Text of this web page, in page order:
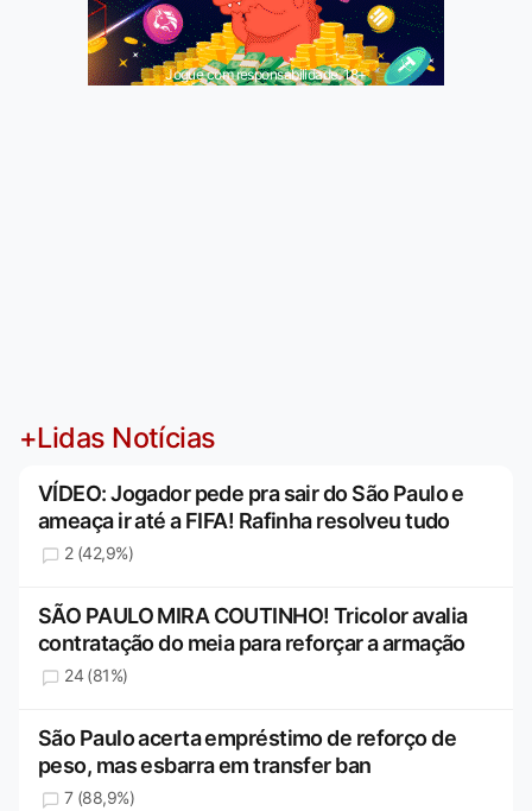
Jogue com responsabilidade. 18+
+Lidas Notícias
VÍDEO: Jogador pede pra sair do São Paulo e
ameaça ir até a FIFA! Rafinha resolveu tudo
2 (42,9%)
SÃO PAULO MIRA COUTINHO! Tricolor avalia
contratação do meia para reforçar a armação
24 (81%)
São Paulo acerta empréstimo de reforço de
peso, mas esbarra em transfer ban
7 (88,9%)